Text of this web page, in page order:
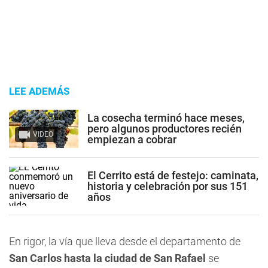
LEE ADEMÁS
VIDEO
La cosecha terminó hace meses,
pero algunos productores recién
empiezan a cobrar
El Cerrito está de festejo: caminata,
historia y celebración por sus 151
años
En rigor, la vía que lleva desde el departamento de
San Carlos hasta la ciudad de San Rafael se